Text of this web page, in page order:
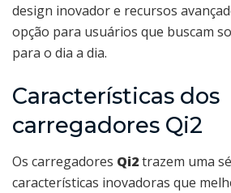
design inovador e recursos
opção para usuários que buscam
para o dia a dia.
Características dos
carregadores Qi2
Os carregadores Qi2trazem uma
características inovadoras que